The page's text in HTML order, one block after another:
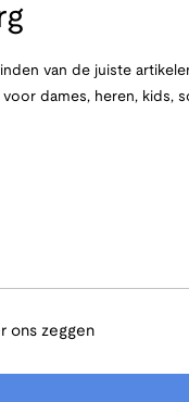
van de juiste
dames, heren, kids,
ons zeggen